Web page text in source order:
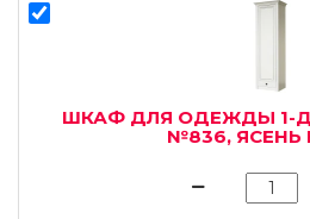
ШКАФ ДЛЯ ОДЕЖДЫ 1-
№836, ЯСЕНЬ